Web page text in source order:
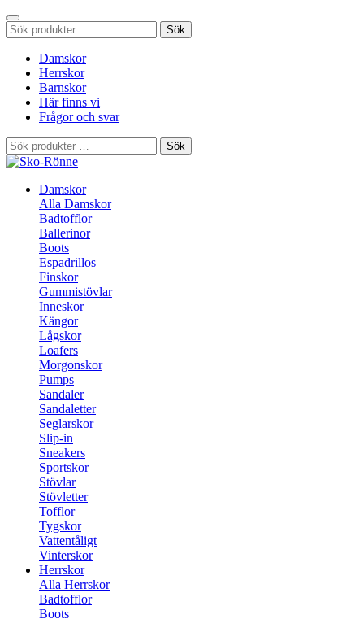
Sök
efter:
Sök
Damskor
Herrskor
Barnskor
Här finns vi
Frågor och svar
Sök
efter:
Sök
Damskor
Alla Damskor
Badtofflor
Ballerinor
Boots
Espadrillos
Finskor
Gummistövlar
Inneskor
Kängor
Lågskor
Loafers
Morgonskor
Pumps
Sandaler
Sandaletter
Seglarskor
Slip-in
Sneakers
Sportskor
Stövlar
Stövletter
Tofflor
Tygskor
Vattentåligt
Vinterskor
Herrskor
Alla Herrskor
Badtofflor
Boots